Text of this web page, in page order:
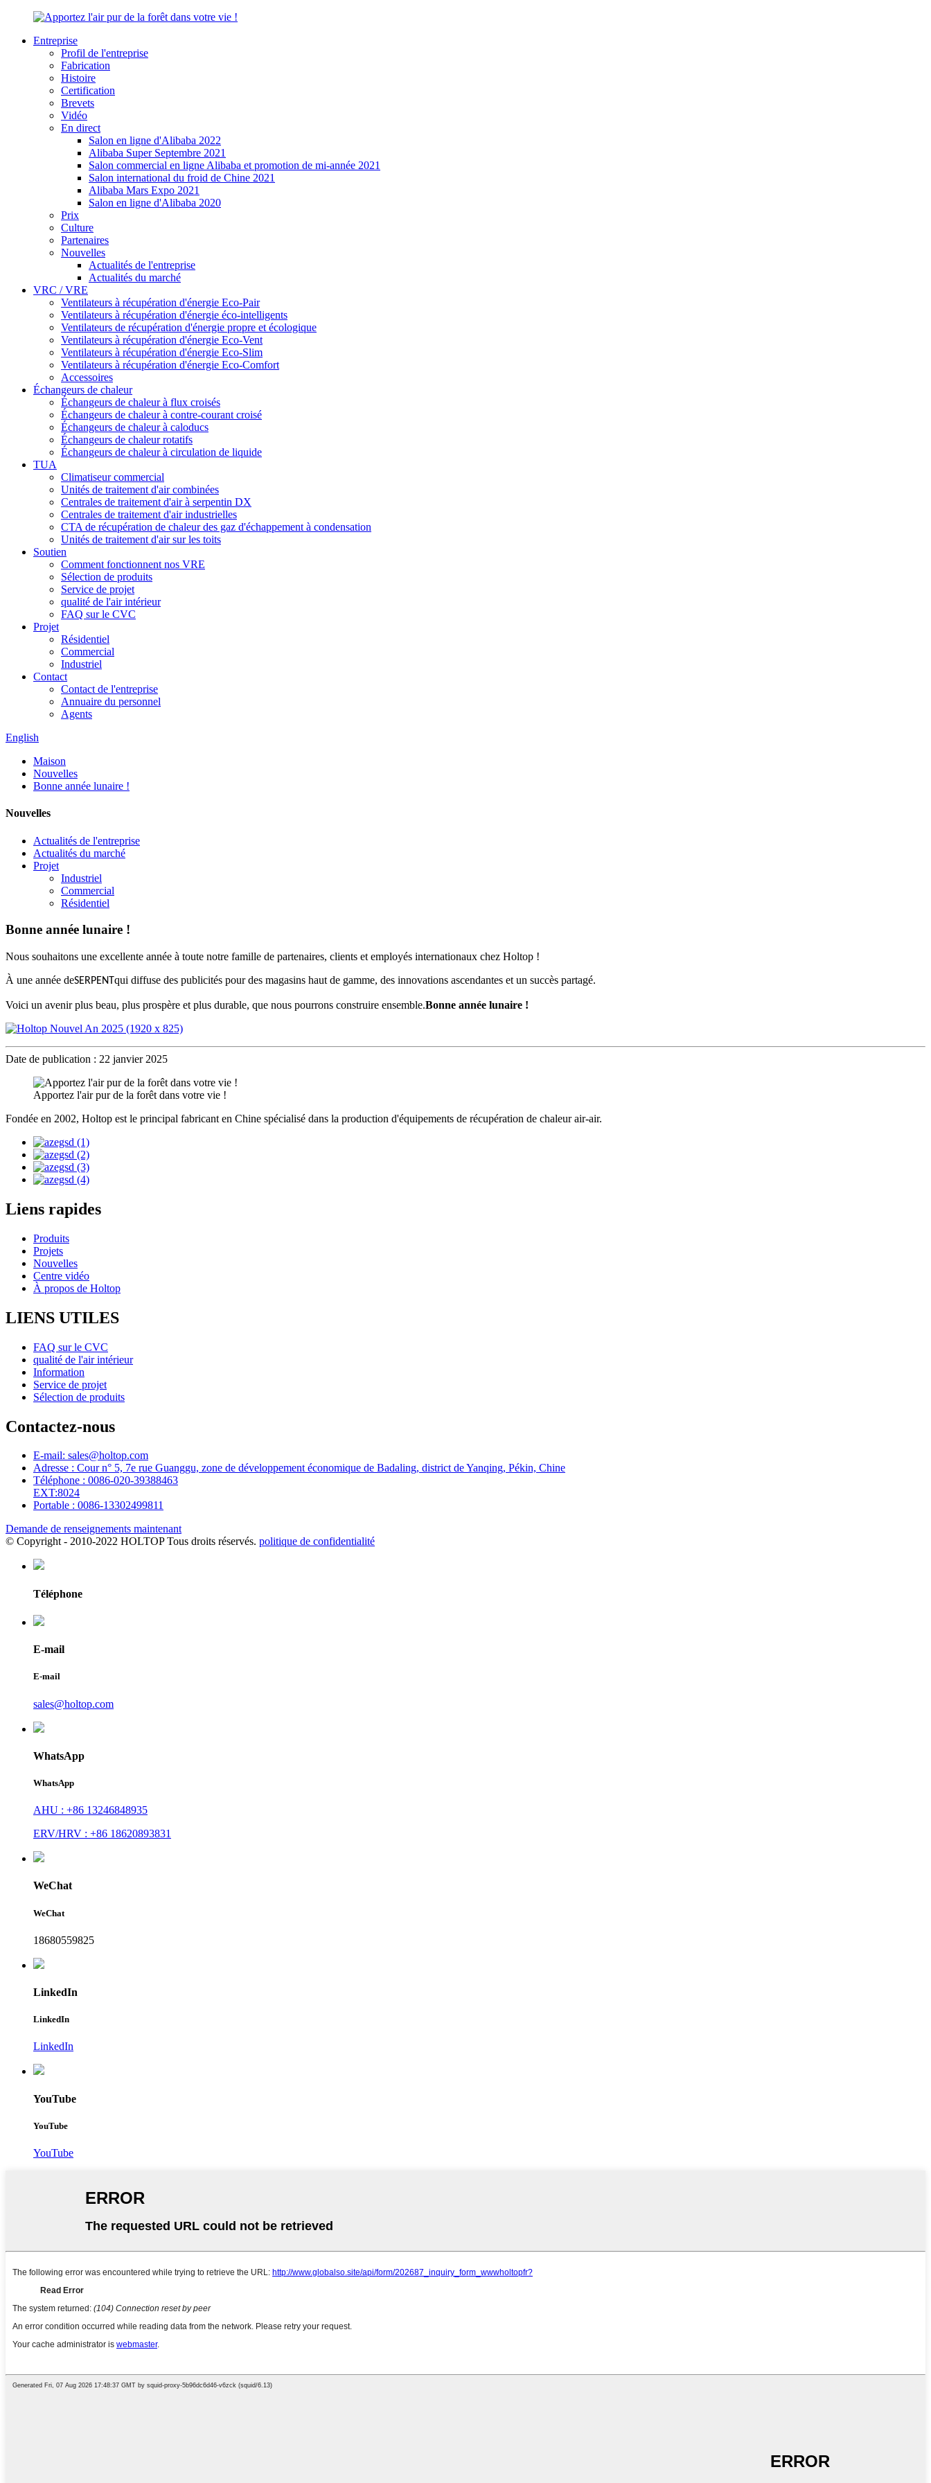
Entreprise
Profil de l'entreprise
Fabrication
Histoire
Certification
Brevets
Vidéo
En direct
Salon en ligne d'Alibaba 2022
Alibaba Super Septembre 2021
Salon commercial en ligne Alibaba et promotion de mi-année 2021
Salon international du froid de Chine 2021
Alibaba Mars Expo 2021
Salon en ligne d'Alibaba 2020
Prix
Culture
Partenaires
Nouvelles
Actualités de l'entreprise
Actualités du marché
VRC / VRE
Ventilateurs à récupération d'énergie Eco-Pair
Ventilateurs à récupération d'énergie éco-intelligents
Ventilateurs de récupération d'énergie propre et écologique
Ventilateurs à récupération d'énergie Eco-Vent
Ventilateurs à récupération d'énergie Eco-Slim
Ventilateurs à récupération d'énergie Eco-Comfort
Accessoires
Échangeurs de chaleur
Échangeurs de chaleur à flux croisés
Échangeurs de chaleur à contre-courant croisé
Échangeurs de chaleur à caloducs
Échangeurs de chaleur rotatifs
Échangeurs de chaleur à circulation de liquide
TUA
Climatiseur commercial
Unités de traitement d'air combinées
Centrales de traitement d'air à serpentin DX
Centrales de traitement d'air industrielles
CTA de récupération de chaleur des gaz d'échappement à condensation
Unités de traitement d'air sur les toits
Soutien
Comment fonctionnent nos VRE
Sélection de produits
Service de projet
qualité de l'air intérieur
FAQ sur le CVC
Projet
Résidentiel
Commercial
Industriel
Contact
Contact de l'entreprise
Annuaire du personnel
Agents
English
Maison
Nouvelles
Bonne année lunaire !
Nouvelles
Actualités de l'entreprise
Actualités du marché
Projet
Industriel
Commercial
Résidentiel
Bonne année lunaire !
Nous souhaitons une excellente année à toute notre famille de partenaires, clients et employés internationaux chez Holtop !
À une année deSERPENTqui diffuse des publicités pour des magasins haut de gamme, des innovations ascendantes et un succès partagé.
Voici un avenir plus beau, plus prospère et plus durable, que nous pourrons construire ensemble.Bonne année lunaire !
Date de publication : 22 janvier 2025
Apportez l'air pur de la forêt dans votre vie !
Fondée en 2002, Holtop est le principal fabricant en Chine spécialisé dans la production d'équipements de récupération de chaleur air-air.
Liens rapides
Produits
Projets
Nouvelles
Centre vidéo
À propos de Holtop
LIENS UTILES
FAQ sur le CVC
qualité de l'air intérieur
Information
Service de projet
Sélection de produits
Contactez-nous
E-mail: sales@holtop.com
Adresse : Cour n° 5, 7e rue Guanggu, zone de développement économique de Badaling, district de Yanqing, Pékin, Chine
Téléphone : 0086-020-39388463
EXT:8024
Portable : 0086-13302499811
Demande de renseignements maintenant
© Copyright - 2010-2022 HOLTOP Tous droits réservés. politique de confidentialité
Téléphone
E-mail
E-mail
sales@holtop.com
WhatsApp
WhatsApp
AHU : +86 13246848935
ERV/HRV : +86 18620893831
WeChat
WeChat
18680559825
LinkedIn
LinkedIn
LinkedIn
YouTube
YouTube
YouTube